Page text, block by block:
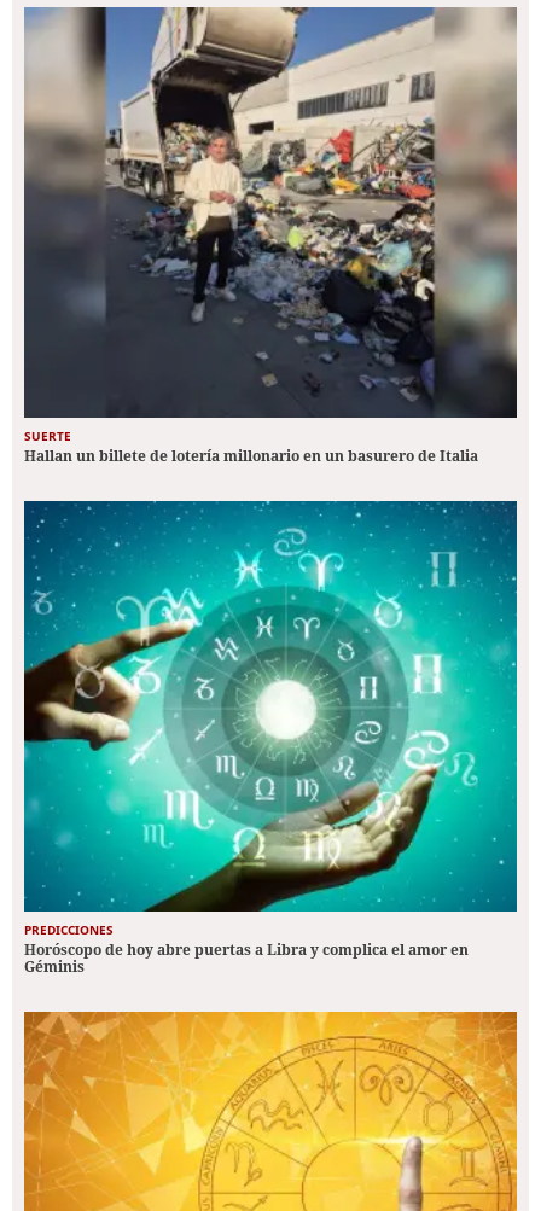
SUERTE
Hallan un billete de lotería millonario en un basurero de Italia
PREDICCIONES
Horóscopo de hoy abre puertas a Libra y complica el amor en
Géminis